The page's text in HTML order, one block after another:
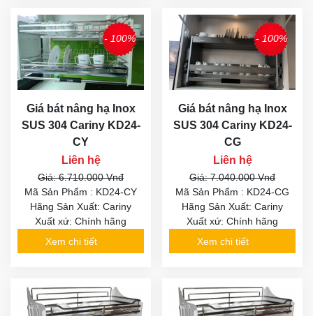
- 100%
Giá bát nâng hạ Inox
SUS 304 Cariny KD24-
CY
Liên hệ
Giá: 6.710.000 Vnđ
Mã Sản Phẩm : KD24-CY
Hãng Sản Xuất: Cariny
Xuất xứ: Chính hãng
Xem chi tiết
- 100%
Giá bát nâng hạ Inox
SUS 304 Cariny KD24-
CG
Liên hệ
Giá: 7.040.000 Vnđ
Mã Sản Phẩm : KD24-CG
Hãng Sản Xuất: Cariny
Xuất xứ: Chính hãng
Xem chi tiết